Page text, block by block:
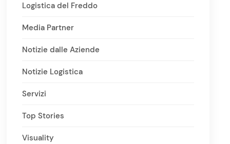
Logistica del Freddo
Media Partner
Notizie dalle Aziende
Notizie Logistica
Servizi
Top Stories
Visuality